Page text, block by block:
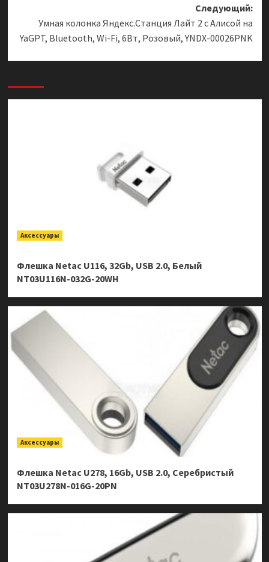
Следующий:
Умная колонка Яндекс.Станция Лайт 2 с Алисой на
YaGPT, Bluetooth, Wi-Fi, 6Вт, Розовый, YNDX-00026PNK
Аксессуары
Флешка Netac U116, 32Gb, USB 2.0, Белый
NT03U116N-032G-20WH
Аксессуары
Флешка Netac U278, 16Gb, USB 2.0, Серебристый
NT03U278N-016G-20PN